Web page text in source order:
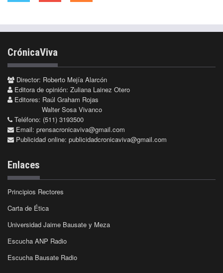
CrónicaViva
Director: Roberto Mejía Alarcón
Editora de opinión: Zuliana Lainez Otero
Editores: Raúl Graham Rojas
Walter Sosa Vivanco
Teléfono: (511) 3193500
Email: prensacronicaviva@gmail.com
Publicidad online: publicidadcronicaviva@gmail.com
Enlaces
Principios Rectores
Carta de Ética
Universidad Jaime Bausate y Meza
Escucha ANP Radio
Escucha Bausate Radio